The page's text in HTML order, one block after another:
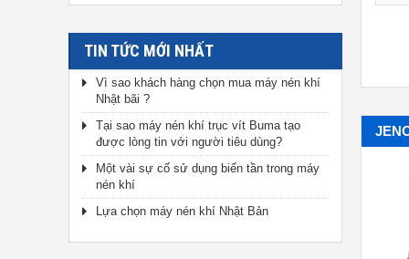
TIN TỨC MỚI NHẤT
Vì sao khách hàng chọn mua máy nén khí
Nhật bãi ?
Tại sao máy nén khí trục vít Buma tạo
được lòng tin với người tiêu dùng?
Một vài sự cố sử dụng biến tần trong máy
nén khí
Lựa chọn máy nén khí Nhật Bản